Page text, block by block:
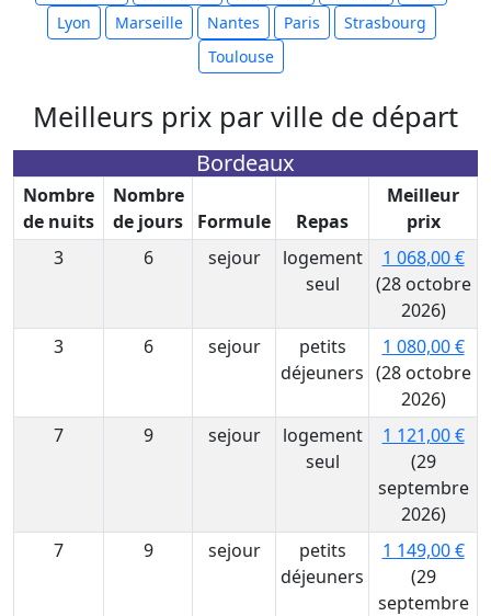
Lyon
Marseille Nantes Paris
Strasbourg
Toulouse
Meilleurs prix par ville de départ
Bordeaux
Nombre
de nuits
Nombre
de jours
Formule Repas
Meilleur
prix
3
6 sejour
logement
seul
1 068,00 €
(28 octobre
2026)
3
6 sejour
petits
déjeuners
1 080,00 €
(28 octobre
2026)
7
9 sejour
logement
seul
1 121,00 €
(29
septembre
2026)
7
9 sejour
petits
déjeuners
1 149,00 €
(29
septembre